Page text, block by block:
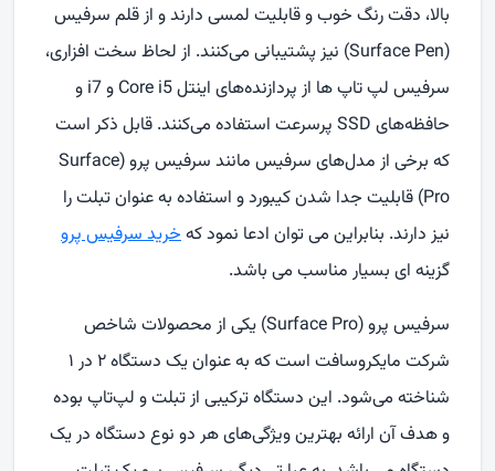
بالا، دقت رنگ خوب و قابلیت لمسی دارند و از قلم سرفیس
(
Surface Pen) نیز پشتیبانی می‌کنند. از لحاظ سخت افزاری،
سرفیس لپ تاپ ها از پردازنده‌های اینتلCore i5 وi7 و
حافظه‌های SSD پرسرعت استفاده می‌کنند. قابل ذکر است
که برخی از مدل‌های سرفیس مانند سرفیس پرو (Surface
Pro) قابلیت جدا شدن کیبورد و استفاده به عنوان تبلت را
نیز دارند. بنابراین می توان ادعا نمود کهخرید سرفیس پرو
گزینه ای بسیار مناسب می باشد.
سرفیس پرو (Surface Pro) یکی از محصولات شاخص
شرکت مایکروسافت است که به عنوان یک دستگاه ۲ در ۱
شناخته می‌شود. این دستگاه ترکیبی از تبلت و لپ‌تاپ بوده
و هدف آن ارائه بهترین ویژگی‌های هر دو نوع دستگاه در یک